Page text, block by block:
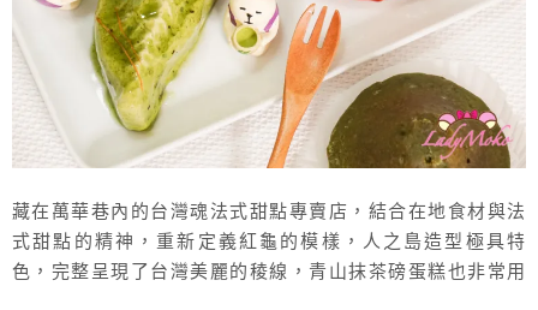
藏在萬華巷內的台灣魂法式甜點專賣店，結合在地食材與法
式甜點的精神，重新定義紅龜的模樣，人之島造型極具特
色，完整呈現了台灣美麗的稜線，青山抹茶磅蛋糕也非常用